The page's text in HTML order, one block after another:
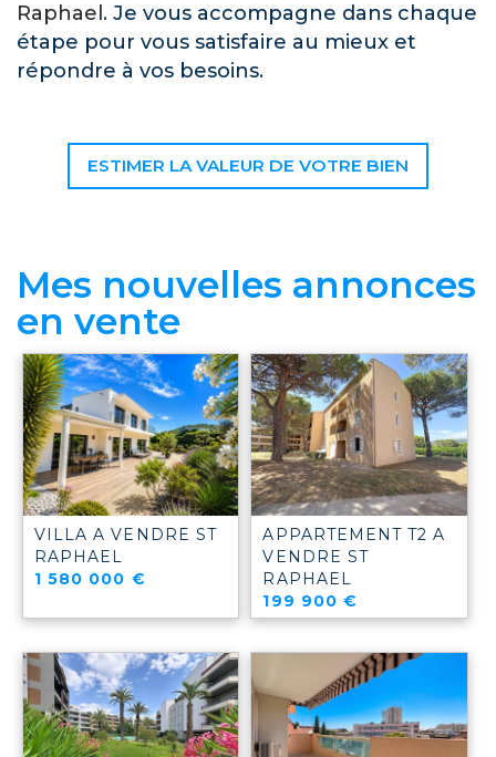
Raphael . Je vous accompagne dans chaque
étape pour vous satisfaire au mieux et
répondre à vos besoins.
ESTIMER LA VALEUR DE VOTRE BIEN
Mes nouvelles annonces
en vente
VILLA A VENDRE ST
RAPHAEL
1 580 000 €
APPARTEMENT T2 A
VENDRE ST
RAPHAEL
199 900 €